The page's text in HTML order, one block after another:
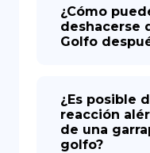
¿Cómo
deshacerse
Golfo
¿Es posible
reacción
de una
golfo?